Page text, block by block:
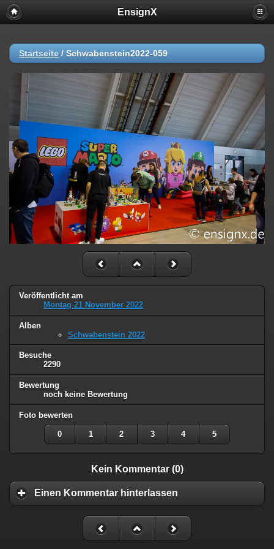
EnsignX
Startseite / Schwabenstein2022-059
Veröffentlicht am
Montag 21 November 2022
Alben
Schwabenstein 2022
Besuche
2290
Bewertung
noch keine Bewertung
Foto bewerten
0 1 2 3 4 5
Kein Kommentar (0)
Einen Kommentar hinterlassen